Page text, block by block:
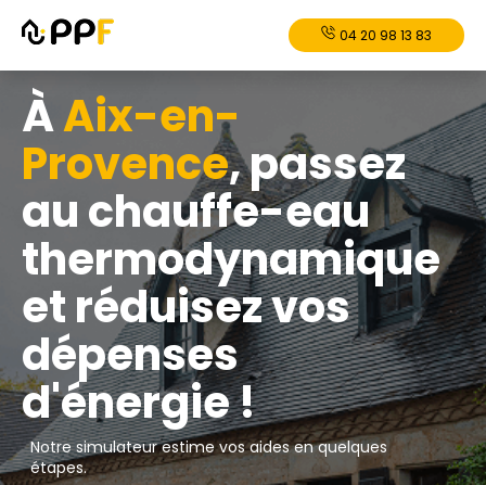
04 20 98 13 83
ÀAix-en-
Provence, passez
au chauffe-eau
thermodynamique
et réduisez vos
dépenses
d'énergie !
Notre simulateur estime vos aides en quelques
étapes.